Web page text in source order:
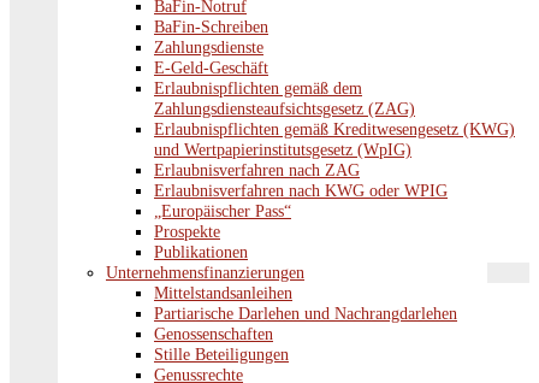
BaFin-Notruf
BaFin-Schreiben
Zahlungsdienste
E-Geld-Geschäft
Erlaubnispflichten gemäß dem
Zahlungsdiensteaufsichtsgesetz (ZAG)
Erlaubnispflichten gemäß Kreditwesengesetz (KWG)
und Wertpapierinstitutsgesetz (WpIG)
Erlaubnisverfahren nach ZAG
Erlaubnisverfahren nach KWG oder WPIG
„Europäischer Pass“
Prospekte
Publikationen
Unternehmensfinanzierungen
Mittelstandsanleihen
Partiarische Darlehen und Nachrangdarlehen
Genossenschaften
Stille Beteiligungen
Genussrechte